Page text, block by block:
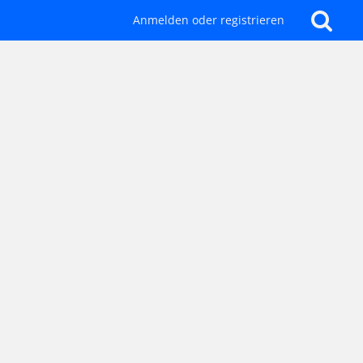
Anmelden oder registrieren